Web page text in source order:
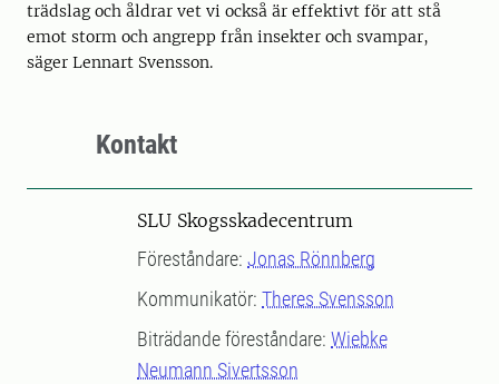
trädslag och åldrar vet vi också är effektivt för att stå
emot storm och angrepp från insekter och svampar,
säger Lennart Svensson.
Kontakt
SLU Skogsskadecentrum
Föreståndare: Jonas Rönnberg
Kommunikatör: Theres Svensson
Biträdande föreståndare: Wiebke
Neumann Sivertsson